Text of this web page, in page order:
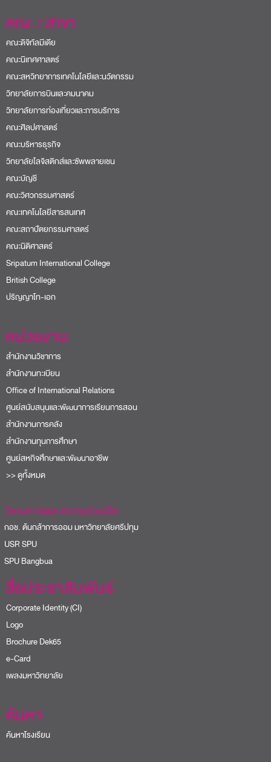
คณะ / สาขา
คณะดิจิทัลมีเดีย
คณะนิเทศศาสตร์
คณะสหวิทยาการเทคโนโลยีและนวัตกรรม
วิทยาลัยการบินและคมนาคม
วิทยาลัยการท่องเที่ยวและการบริการ
คณะศิลปศาสตร์
คณะบริหารธุรกิจ
วิทยาลัยโลจิสติกส์และซัพพลายเชน
คณะบัญชี
คณะวิศวกรรมศาสตร์
คณะเทคโนโลยีสารสนเทศ
คณะสถาปัตยกรรมศาสตร์
คณะนิติศาสตร์
Sripatum International College
British College
ปริญญาโท-เอก
หน่วยงาน
สำนักงานวิชาการ
สำนักงานทะเบียน
Office of International Relations
ศูนย์สนับสนุนและพัฒนาการเรียนการสอน
สำนักงานการคลัง
สำนักงานทุนการศึกษา
ศูนย์สหกิจศึกษาและพัฒนาอาชีพ
>> ดูทั้งหมด
โครงการและความร่วมมือ
ช. ต้นกล้าการออม มหาวิทยาลัยศรีปทุม
SPU
Bangbua
สื่อประชาสัมพันธ์
Corporate Identity (CI)
Logo
Brochure Dek65
e-Card
เพลงมหาวิทยาลัย
ค้นหา
ค้นหาโรงเรียน